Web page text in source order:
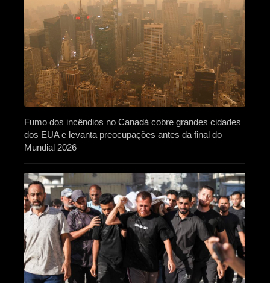
Fumo dos incêndios no Canadá cobre grandes cidades
dos EUA e levanta preocupações antes da final do
Mundial 2026